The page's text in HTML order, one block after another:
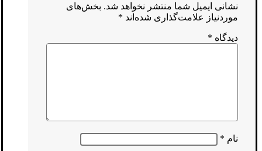
نشانی ایمیل شما منتشر نخواهد شد. بخش‌های
موردنیاز علامت‌گذاری شده‌اند *
دیدگاه *
نام *